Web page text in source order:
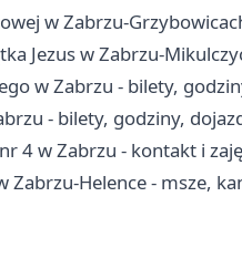
w Zabrzu-
Jezus w Zabrzu-
w Zabrzu - bilety,
- bilety, godziny,
4 w Zabrzu - kontakt i
Zabrzu-Helence - msze,